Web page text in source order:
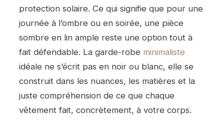
protection solaire. Ce qui signifie que pour une
journée à l’ombre ou en soirée, une pièce
sombre en lin ample reste une option tout à
fait défendable. La garde-robe minimaliste
idéale ne s’écrit pas en noir ou blanc, elle se
construit dans les nuances, les matières et la
juste compréhension de ce que chaque
vêtement fait, concrètement, à votre corps.